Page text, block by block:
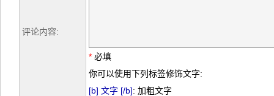
评论内容:
*必填
你可以使用下列标签修饰文字:
[b] 文字 [/b]: 加粗文字